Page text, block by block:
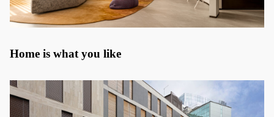
Home is what you like